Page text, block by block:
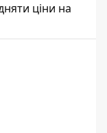
ціни на